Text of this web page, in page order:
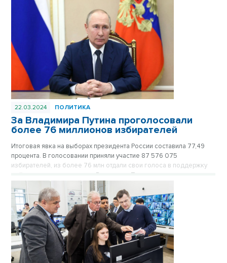
22.03.2024 ПОЛИТИКА
За Владимира Путина проголосовали
более 76 миллионов избирателей
Итоговая явка на выборах президента России составила 77,49
процента. В голосовании приняли участие 87 576 075
избирателей, из более 76 млн отдали свои голоса в поддержку
действующего президента Владимира Путина.